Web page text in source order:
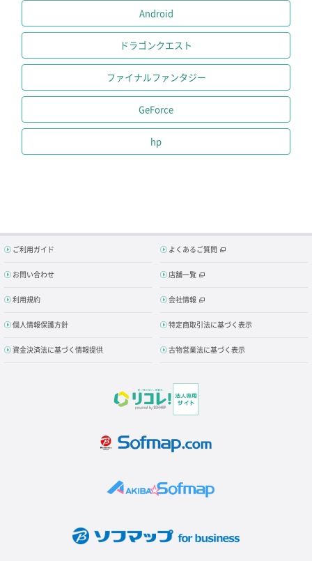
Android
ドラゴンクエスト
ファイナルファンタジー
GeForce
hp
ご利用ガイド よくあるご質問
お問い合わせ 店舗一覧
利用規約 会社情報
個人情報保護方針 特定商取引法に基づく表示
資金決済法に基づく情報提供 古物営業法に基づく表示